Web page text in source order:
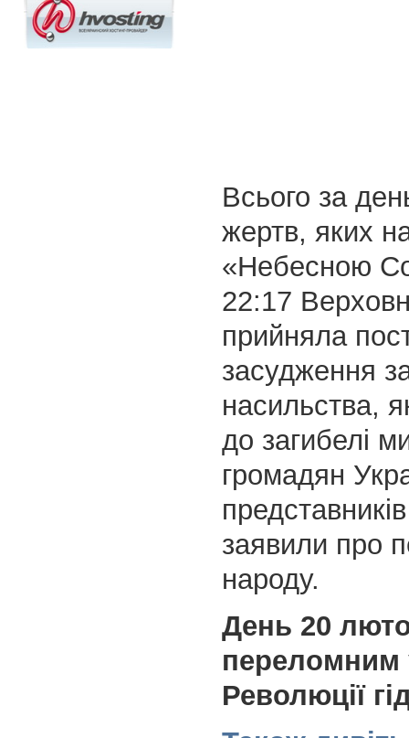
Всього за
жертв, яких
«Небесною
22:17
прийняла
засудження
насильства,
до загибелі
громадян
заявили про
народу.
День 20
переломним
Революції